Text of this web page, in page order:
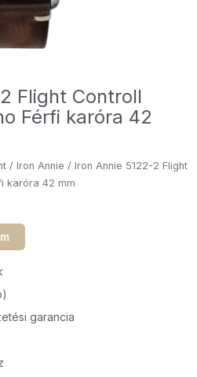
Flight Controll
Férfi karóra 42
/ Iron Annie / Iron Annie 5122-2 Flight
karóra 42 mm
garancia